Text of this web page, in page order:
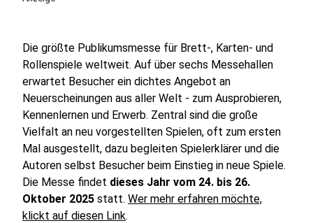
Die größte Publikumsmesse für Brett-, Karten- und
Rollenspiele weltweit. Auf über sechs Messehallen
erwartet Besucher ein dichtes Angebot an
Neuerscheinungen aus aller Welt - zum Ausprobieren,
Kennenlernen und Erwerb. Zentral sind die große
Vielfalt an neu vorgestellten Spielen, oft zum ersten
Mal ausgestellt, dazu begleiten Spielerklärer und die
Autoren selbst Besucher beim Einstieg in neue Spiele.
Die Messe findet dieses Jahr vom 24. bis 26.
Oktober 2025 statt. Wer mehr erfahren möchte,
klickt auf diesen Link.